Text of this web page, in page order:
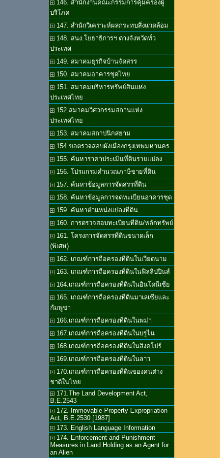
146. สำนักงานคณะกรรมการคุ้มครองผู้
บริโภค
147. สำนักวิเคราะห์ผลกระทบสิ่งแวดล้อม
148. สนง.โยธาธิการฯ ต่างจังหวัดทั่ว
ประเทศ
149. สมาคมธุรกิจบ้านจัดสรร
150. สมาคมอาคารชุดไทย
151. สมาคมบริหารทรัพย์สินแห่ง
ประเทศไทย
152.สมาคมวิศวกรรมสถานแห่ง
ประเทศไทย
153. สมาคมสถาปนิกสยาม
154.ขอตรวจสอบผังเมืองกรุงเทพมหานคร
155. ค้นหาราคาประเมินที่ดินรายแปลง
156. โปรแกรมคำนวณภาษีขายที่ดิน
157. ค้นหาข้อมูลการจัดสรรที่ดิน
158. ค้นหาข้อมูลการจดทะเบียนอาคารชุด
159. ค้นหาตำแหน่งแปลงที่ดิน
160. การตรวจสอบทะเบียนที่ดิน/หลักทรัพย์
161. โครงการจัดสรรที่ดินขนาดเล็ก
(พิเศษ)
162. เกณฑ์การถือครองที่ดินในเวียดนาม
163. เกณฑ์การถือครองที่ดินในฟิลลิปปินส์
164.เกณฑ์การถือครองที่ดินในอินโดนีเซีย
165. เกณฑ์การถือครองที่ดินมาเลเซียและ
กัมพูชา
166.เกณฑ์การถือครองที่ดินในพม่า
167.เกณฑ์การถือครองที่ดินในบรูไน
168.เกณฑ์การถือครองที่ดินในสิงคโปร์
169.เกณฑ์การถือครองที่ดินในลาว
170.เกณฑ์การถือครองที่ดินของคนต่าง
ชาติในไทย
171.The Land Development Act,
B.E.2543
172. Immovable Property Expropriation
Act, B.E.2530 [1987]
173. English Language Information
174. Enforcement and Punishment
Measures in Land Holding as an Agent for
an Alien